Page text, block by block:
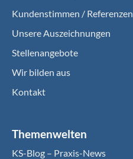
Kundenstimmen / Referenzen
Unsere Auszeichnungen
Stellenangebote
Wir bilden aus
Kontakt
Themenwelten
KS-Blog – Praxis-News